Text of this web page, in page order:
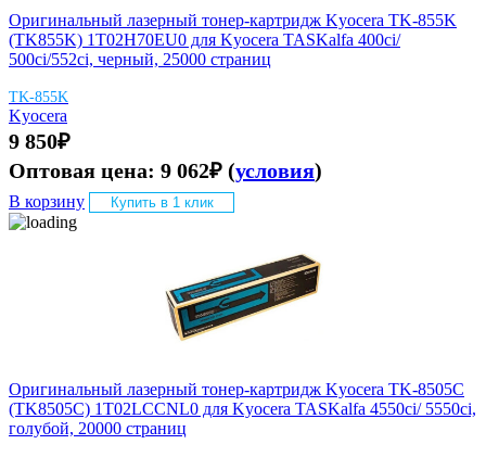
Оригинальный лазерный тонер-картридж Kyocera TK-855K
(TK855K) 1T02H70EU0 для Kyocera TASKalfa 400ci/
500ci/552ci, черный, 25000 страниц
TK-855K
Kyocera
9 850₽
Оптовая цена: 9 062₽ (условия)
В корзину Купить в 1 клик
Оригинальный лазерный тонер-картридж Kyocera TK-8505C
(TK8505C) 1T02LCCNL0 для Kyocera TASKalfa 4550ci/ 5550ci,
голубой, 20000 страниц